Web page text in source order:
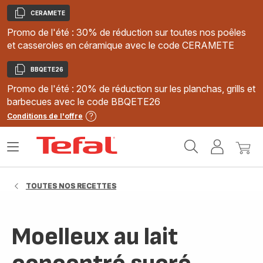
Copier
CERAMETE
Promo de l'été : 30% de réduction sur toutes nos poêles
et casseroles en céramique avec le code CERAMETE
Copier
BBQETE26
Promo de l'été : 20% de réduction sur les planchas, grills et
barbecues avec le code BBQETE26
Conditions de l'offre
MonMon
Ouvrir
TOUTES NOS RECETTES
Moelleux au lait